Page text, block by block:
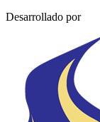
Desarrollado por